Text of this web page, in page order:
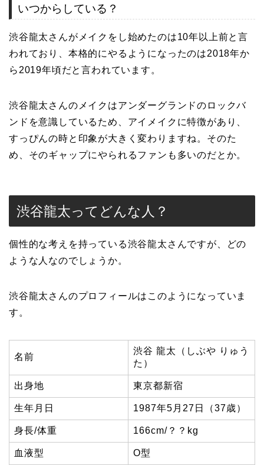
いつからしている？
渋谷龍太さんがメイクをし始めたのは10年以上前と言
われており、本格的にやるようになったのは2018年か
ら2019年頃だと言われています。
渋谷龍太さんのメイクはアンダーグランドのロックバ
ンドを意識しているため、アイメイクに特徴があり、
すっぴんの時と印象が大きく変わりますね。そのた
め、そのギャップにやられるファンも多いのだとか。
渋谷龍太ってどんな人？
個性的な考えを持っている渋谷龍太さんですが、どの
ような人なのでしょうか。
渋谷龍太さんのプロフィールはこのようになっていま
す。
名前
渋谷 龍太（しぶや りゅう
た）
出身地 東京都新宿
生年月日 1987年5月27日（37歳）
身長/体重 166cm/？？kg
血液型 O型